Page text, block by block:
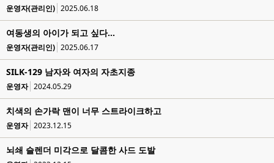
운영자(관리인) 2025.06.18
여동생의 아이가 되고 싶다...
운영자(관리인) 2025.06.17
SILK-129 남자와 여자의 자초지종
운영자 2024.05.29
치색의 손가락 맨이 너무 스트라이크하고
운영자 2023.12.15
뇌쇄 슬렌더 미각으로 달콤한 사드 도발